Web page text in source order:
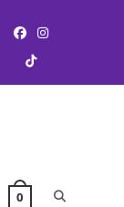
0 Alternar